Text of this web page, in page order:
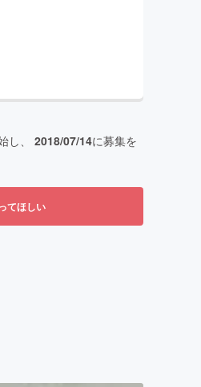
し、 2018/07/14に募集を
てほしい